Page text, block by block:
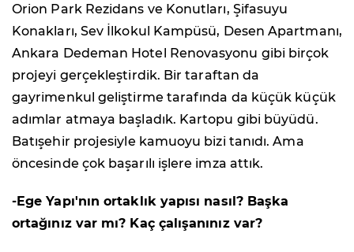
Orion Park Rezidans ve Konutları, Şifasuyu
Konakları, Sev İlkokul Kampüsü, Desen Apartmanı,
Ankara Dedeman Hotel Renovasyonu gibi birçok
projeyi gerçekleştirdik. Bir taraftan da
gayrimenkul geliştirme tarafında da küçük küçük
adımlar atmaya başladık. Kartopu gibi büyüdü.
Batışehir projesiyle kamuoyu bizi tanıdı. Ama
öncesinde çok başarılı işlere imza attık.
-Ege Yapı'nın ortaklık yapısı nasıl? Başka
ortağınız var mı? Kaç çalışanınız var?